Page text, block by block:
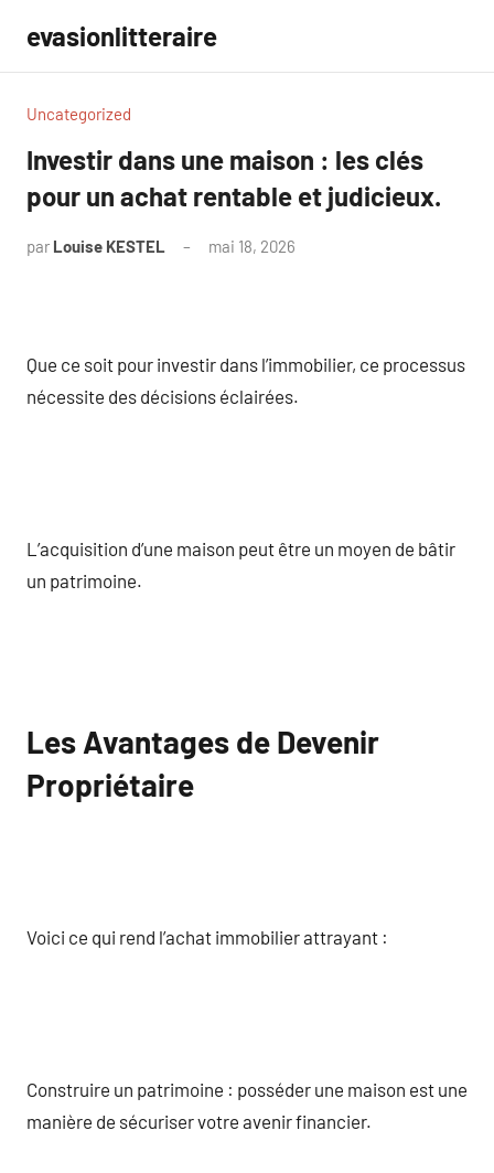
contenu
evasionlitteraire
Uncategorized
Investir dans une maison : les clés
pour un achat rentable et judicieux.
par Louise KESTEL mai 18, 2026
Que ce soit pour investir dans l’immobilier, ce processus
nécessite des décisions éclairées.
L’acquisition d’une maison peut être un moyen de bâtir
un patrimoine.
Les Avantages de Devenir
Propriétaire
Voici ce qui rend l’achat immobilier attrayant :
Construire un patrimoine : posséder une maison est une
manière de sécuriser votre avenir financier.